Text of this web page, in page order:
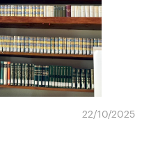
22/10/2025